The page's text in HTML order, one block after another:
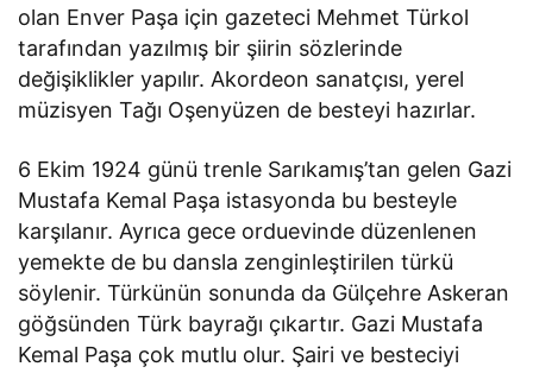
olan Enver Paşa için gazeteci Mehmet Türkol
tarafından yazılmış bir şiirin sözlerinde
değişiklikler yapılır. Akordeon sanatçısı, yerel
müzisyen Tağı Oşenyüzen de besteyi hazırlar.
6 Ekim 1924 günü trenle Sarıkamış’tan gelen Gazi
Mustafa Kemal Paşa istasyonda bu besteyle
karşılanır. Ayrıca gece orduevinde düzenlenen
yemekte de bu dansla zenginleştirilen türkü
söylenir. Türkünün sonunda da Gülçehre Askeran
göğsünden Türk bayrağı çıkartır. Gazi Mustafa
Kemal Paşa çok mutlu olur. Şairi ve besteciyi